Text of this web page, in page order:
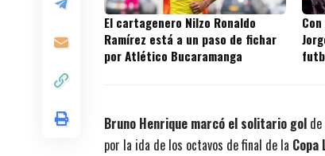
El cartagenero Nilzo Ronaldo
Ramírez está a un paso de fichar
por Atlético Bucaramanga
Bruno Henrique marcó el solitario gol
por la ida de los octavos de final de la